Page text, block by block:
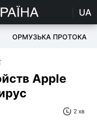
UA
ОРМУЗЬКА ПРОТОКА
Apple
2 хв